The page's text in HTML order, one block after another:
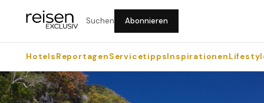
Suchen Abonnieren
HotelsReportagenServicetippsInspirationen